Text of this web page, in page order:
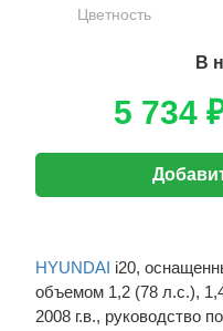
Цветность
В
5 734
HYUNDAI i20,
объемом 1,2 (78 л.с.),
2008 г.в., руководство